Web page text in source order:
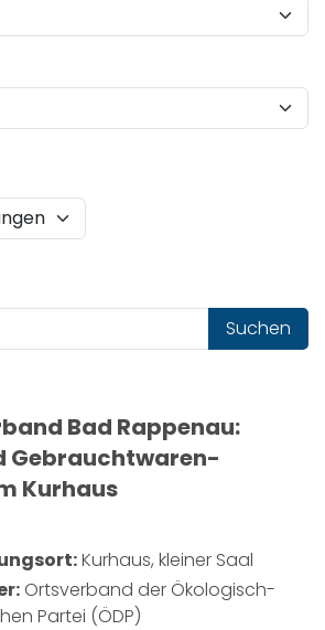
Suchen
Bad Rappenau:
Gebrauchtwaren-
Kurhaus
Kurhaus, kleiner Saal
Ortsverband der Ökologisch-
Partei (ÖDP)